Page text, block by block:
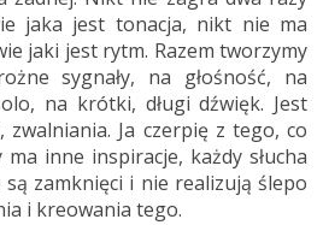
jaka jest tonacja, nikt nie ma
jaki jest rytm. Razem tworzymy
sygnały, na głośność, na
na krótki, długi dźwięk. Jest
zwalniania. Ja czerpię z tego, co
ma inne inspiracje, każdy słucha
zamknięci i nie realizują ślepo
i kreowania tego.